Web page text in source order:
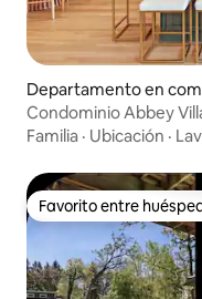
Departamento en
tana-on-Geneva Lake
Condominio Abbey
playa
Familia · Ubicación ·
Favorito entre
Favorito entre